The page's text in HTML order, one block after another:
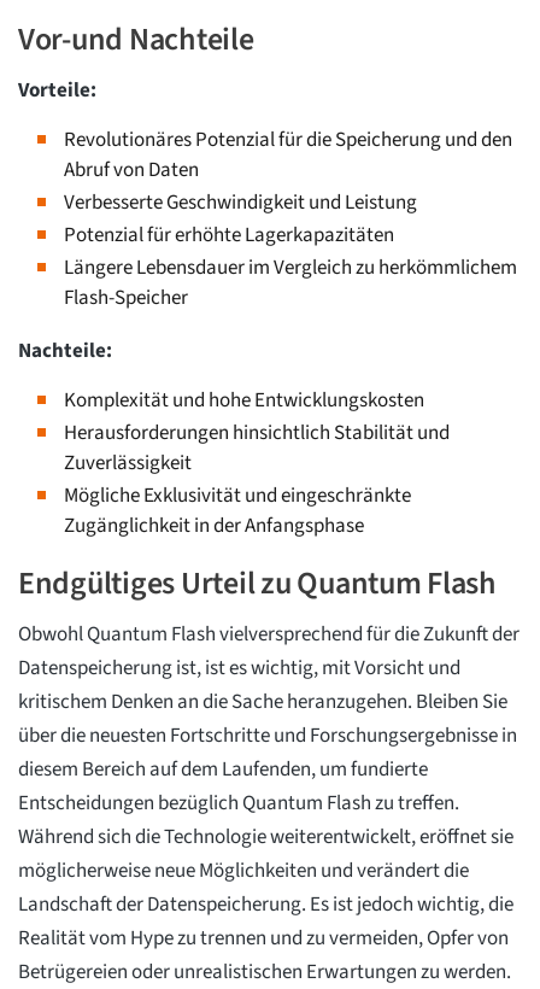
Vor-und Nachteile
Vorteile:
Revolutionäres Potenzial für die Speicherung und den
Abruf von Daten
Verbesserte Geschwindigkeit und Leistung
Potenzial für erhöhte Lagerkapazitäten
Längere Lebensdauer im Vergleich zu herkömmlichem
Flash-Speicher
Nachteile:
Komplexität und hohe Entwicklungskosten
Herausforderungen hinsichtlich Stabilität und
Zuverlässigkeit
Mögliche Exklusivität und eingeschränkte
Zugänglichkeit in der Anfangsphase
Endgültiges Urteil zu Quantum Flash
Obwohl Quantum Flash vielversprechend für die Zukunft der
Datenspeicherung ist, ist es wichtig, mit Vorsicht und
kritischem Denken an die Sache heranzugehen. Bleiben Sie
über die neuesten Fortschritte und Forschungsergebnisse in
diesem Bereich auf dem Laufenden, um fundierte
Entscheidungen bezüglich Quantum Flash zu treffen.
Während sich die Technologie weiterentwickelt, eröffnet sie
möglicherweise neue Möglichkeiten und verändert die
Landschaft der Datenspeicherung. Es ist jedoch wichtig, die
Realität vom Hype zu trennen und zu vermeiden, Opfer von
Betrügereien oder unrealistischen Erwartungen zu werden.